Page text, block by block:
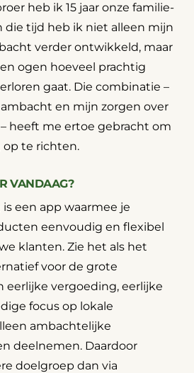
heb ik 15 jaar onze familie-
die tijd heb ik niet alleen mijn
verder ontwikkeld, maar
ogen hoeveel prachtig
gaat. Die combinatie –
en mijn zorgen over
heeft me ertoe gebracht om
op te richten.
VANDAAG?
is een app waarmee je
eenvoudig en flexibel
klanten. Zie het als het
voor de grote
eerlijke vergoeding, eerlijke
focus op lokale
ambachtelijke
deelnemen. Daardoor
doelgroep dan via